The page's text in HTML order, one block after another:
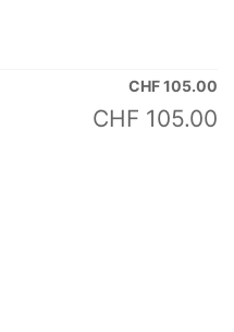
CHF105.00
CHF 105.00